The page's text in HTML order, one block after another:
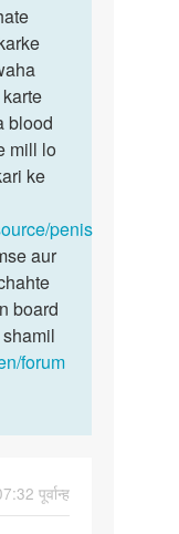
blood
mill lo
ke
penis
aur
board
forum
पूर्वान्ह